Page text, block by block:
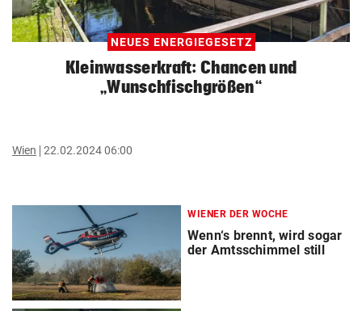
NEUES ENERGIEGESETZ
Kleinwasserkraft: Chancen und
„Wunschfischgrößen“
Wien 22.02.2024 06:00
WIENER DER WOCHE
Wenn‘s brennt, wird sogar
der Amtsschimmel still